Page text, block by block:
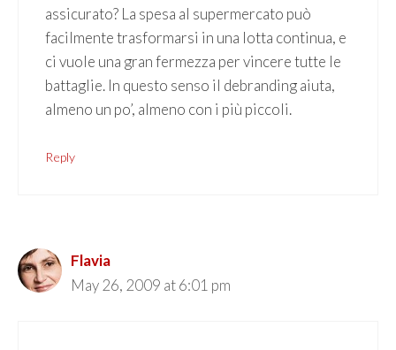
assicurato? La spesa al supermercato può
facilmente trasformarsi in una lotta continua, e
ci vuole una gran fermezza per vincere tutte le
battaglie. In questo senso il debranding aiuta,
almeno un po’, almeno con i più piccoli.
Reply
Flavia
May 26, 2009 at 6:01 pm